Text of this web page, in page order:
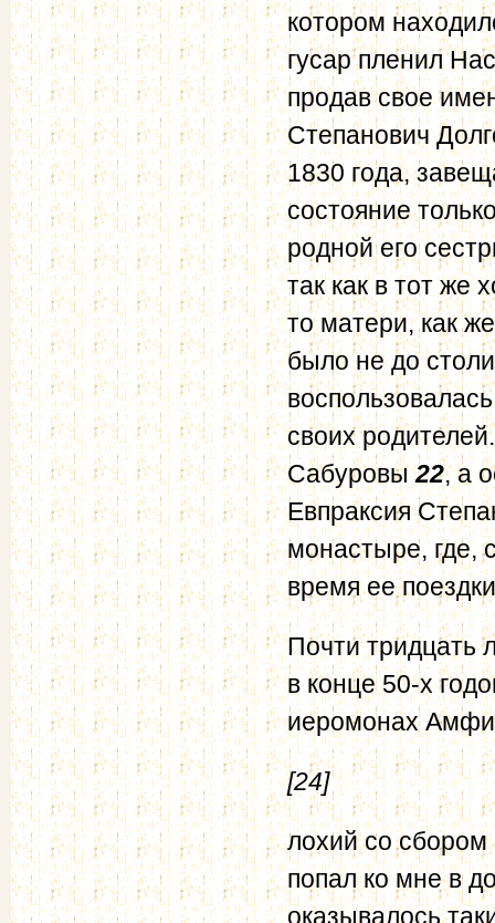
котором
гусар пленил
продав свое
Степанович
1830 года,
состояние
родной его
так как в тот же
то матери, как
было не до
своих
Сабуровы22, а
Евпраксия
монастыре, где,
время ее
Почти тридцать
в конце 50-х
иеромонах
[24]
лохий со сбором
попал ко мне в
оказывалось